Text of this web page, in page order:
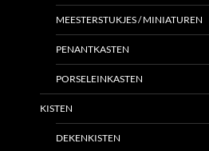
MEESTERSTUKJES / MINIATUREN
PENANTKASTEN
PORSELEINKASTEN
KISTEN
DEKENKISTEN